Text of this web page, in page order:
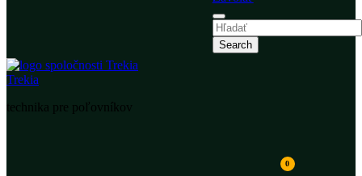
Trekia
technika pre poľovníkov
0